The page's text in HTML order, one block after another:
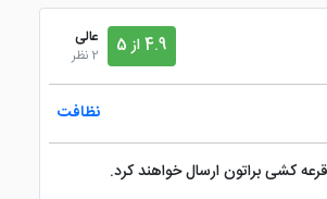
4.9 از 5
عالی
2 نظر
نظافت
کشی براتون ارسال خواهند کرد.